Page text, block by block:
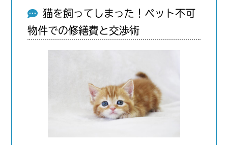
猫を飼ってしまった！ペット不可
物件での修繕費と交渉術